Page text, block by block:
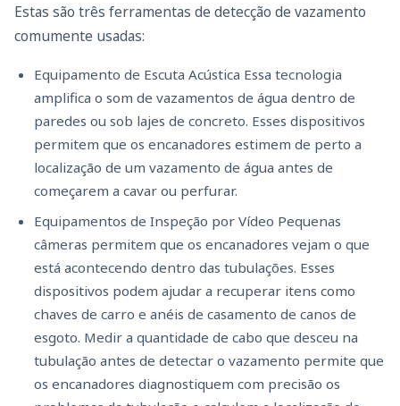
Estas são três ferramentas de detecção de vazamento
comumente usadas:
Equipamento de Escuta Acústica Essa tecnologia
amplifica o som de vazamentos de água dentro de
paredes ou sob lajes de concreto. Esses dispositivos
permitem que os encanadores estimem de perto a
localização de um vazamento de água antes de
começarem a cavar ou perfurar.
Equipamentos de Inspeção por Vídeo Pequenas
câmeras permitem que os encanadores vejam o que
está acontecendo dentro das tubulações. Esses
dispositivos podem ajudar a recuperar itens como
chaves de carro e anéis de casamento de canos de
esgoto. Medir a quantidade de cabo que desceu na
tubulação antes de detectar o vazamento permite que
os encanadores diagnostiquem com precisão os